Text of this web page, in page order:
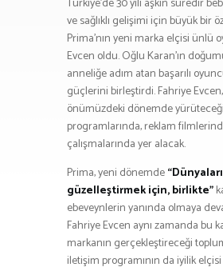
ve sağlıklı gelişimi için büyük bir
Prima’nın yeni marka elçisi ünlü
Evcen oldu. Oğlu Karan’ın
anneliğe adım atan başarılı
güçlerini birleştirdi. Fahriye Evcen,
önümüzdeki dönemde
programlarında, reklam
çalışmalarında yer alacak.
Prima, yeni dönemde
güzelleştirmek için, birlikte”
ebeveynlerin yanında olmaya
Fahriye Evcen aynı zamanda bu
markanın gerçekleştireceği
iletişim programının da iyilik